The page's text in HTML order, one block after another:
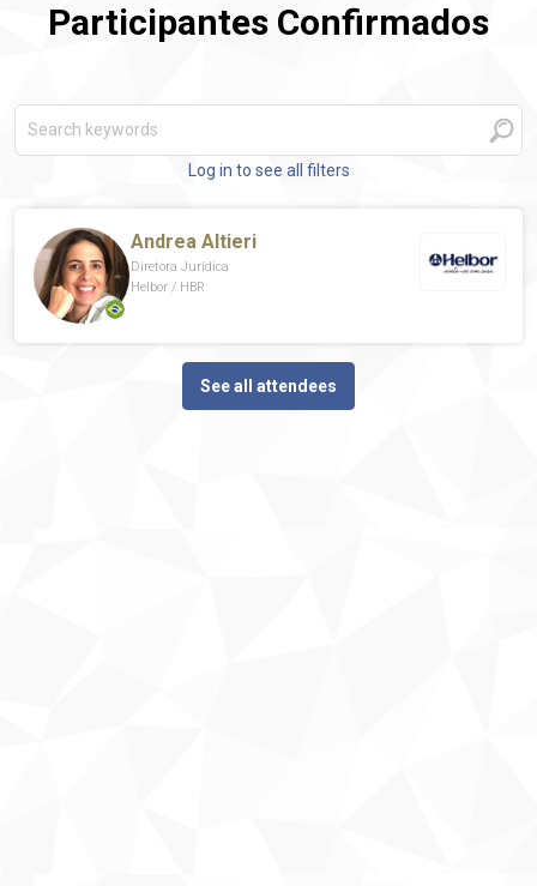
Participantes Confirmados
Log in to see all filters
Andrea Altieri
Diretora Jurídica
Helbor / HBR
See all attendees